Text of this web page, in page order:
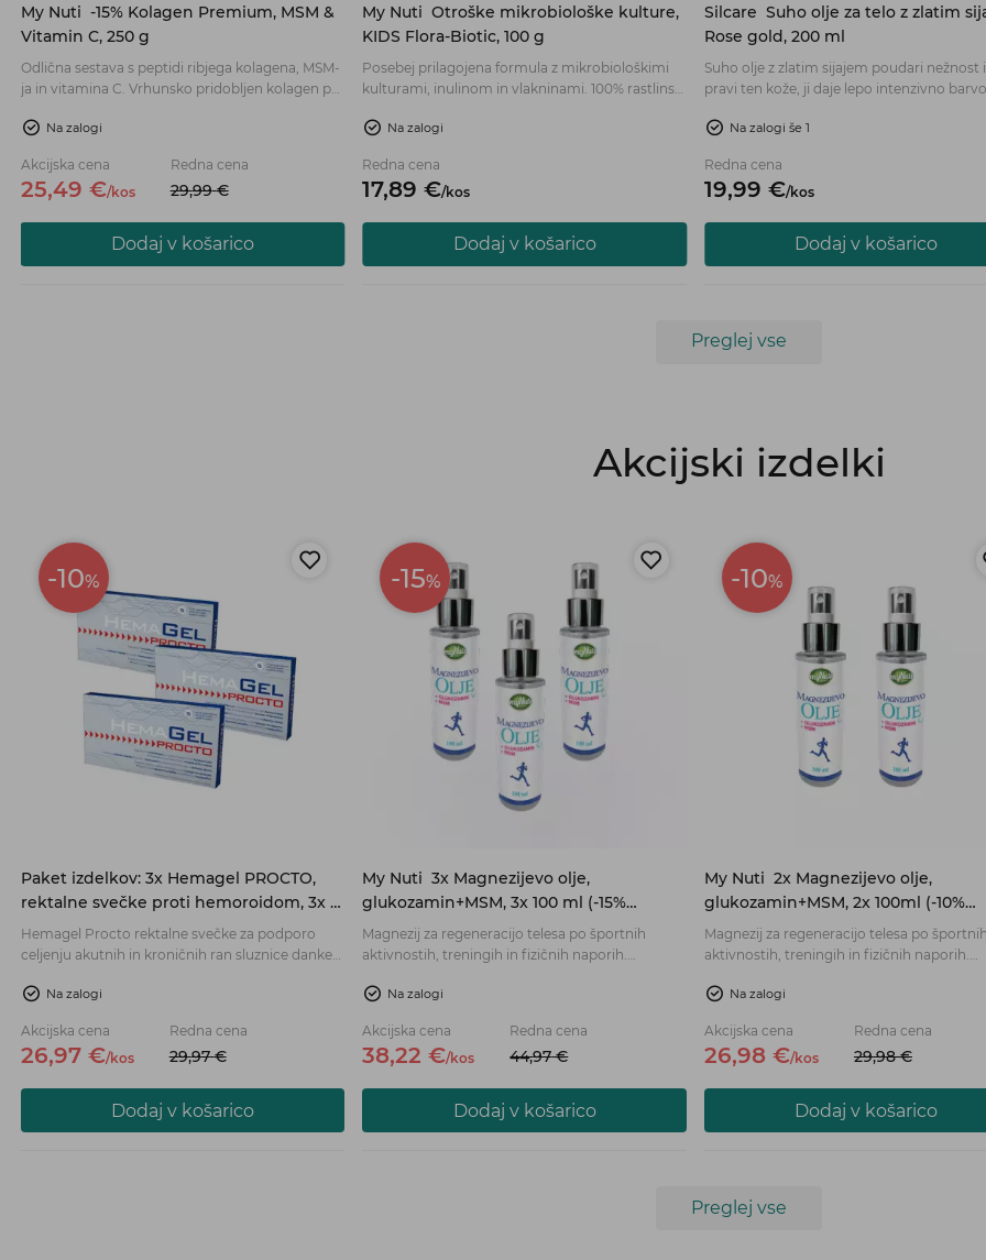
My Nuti -15% Kolagen Premium, MSM &
Vitamin C, 250 g
Odlična sestava s peptidi ribjega kolagena, MSM-
ja in vitamina C. Vrhunsko pridobljen kolagen po
Vitamin C ima pomembno vlogo pri nastajanju
hrustanca, žil, dlesni in kože.
Na zalogi
Akcijska cena
25,49 €/kos
Redna cena
29,99 €
Dodaj v košarico
My Nuti Otroške mikrobiološke kulture,
KIDS Flora-Biotic, 100 g
Posebej prilagojena formula z mikrobiološkimi
kulturami, inulinom in vlakninami. 100% rastlinski
starosti. Vodotopna mešanica nevtralnega okusa
Na zalogi
Redna cena
17,89 €/kos
Dodaj v košarico
Silcare Suho olje za telo z zlatim
Rose gold, 200 ml
Suho olje z zlatim sijajem poudari nežnost
pravi ten kože, ji daje lepo intenzivno
ščiti.Na zalogi še 1
Redna cena
19,99 €/kos
Dodaj v košarico
Preglej vse
Akcijski izdelki
-10%
Paket izdelkov: 3x Hemagel PROCTO,
rektalne svečke proti hemoroidom, 3x 5
kos (-10% POPUST)
Hemagel Procto rektalne svečke za podporo
celjenju akutnih in kroničnih ran sluznice danke
bolniki po Barronovi ligaciji. Zmanjšuje krvavitev
odstranjuje nelagodje, zlasti pekoč občutek in
srbenje v rektumu.
Na zalogi
Akcijska cena
26,97 €/kos
Redna cena
29,97 €
Dodaj v košarico
-15%
My Nuti 3x Magnezijevo olje,
glukozamin+MSM, 3x 100 ml (-15%
POPUST)
Magnezij za regeneracijo telesa po športnih
aktivnostih, treningih in fizičnih naporih.
funkcije v telesu za normalno delovanje. Tekoči
bolj učinkovito delovanje z nanosom direktno na
kožo.
Na zalogi
Akcijska cena
38,22 €/kos
Redna cena
44,97 €
Dodaj v košarico
-10%
My Nuti 2x Magnezijevo olje,
glukozamin+MSM, 2x 100ml (-10%
POPUST)
Magnezij za regeneracijo telesa po športnih
aktivnostih, treningih in fizičnih naporih.
funkcije v telesu za normalno delovanje.
bolj učinkovito delovanje z nanosom
kožo.
Na zalogi
Akcijska cena
26,98 €/kos
Redna cena
29,98 €
Dodaj v košarico
Preglej vse